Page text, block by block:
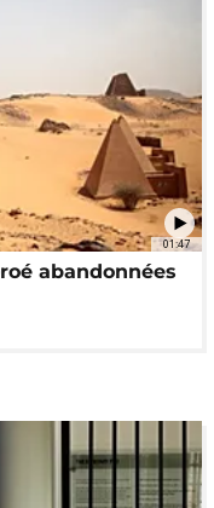
01:47
abandonnées